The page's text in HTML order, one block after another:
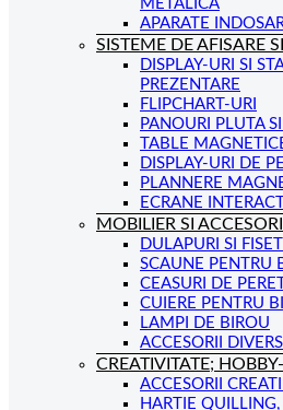
METALICA
APARATE
SISTEME DE AFISARE
DISPLAY-URI SI
PREZENTARE
FLIPCHART-URI
PANOURI PLUTA
TABLE
DISPLAY-URI DE
PLANNERE
ECRANE
MOBILIER SI
DULAPURI SI
SCAUNE PENTRU
CEASURI DE
CUIERE PENTRU
LAMPI DE BIROU
ACCESORII
CREATIVITATE;
ACCESORII
HARTIE QUILLING,